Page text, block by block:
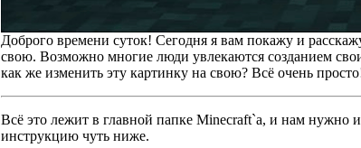
Доброго времени суток! Сегодня я вам покажу и
свою. Возможно многие люди увлекаются созданием
как же изменить эту картинку на свою? Всё очень
Всё это лежит в главной папке Minecraft`a, и нам нужно
инструкцию чуть ниже.